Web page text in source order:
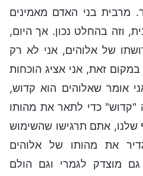
מרבית בני האדם מאמינים
וזה בהחלט נכון. אך היום,
של אלוהים, אני לא רק
זאת, אני אציג הוכחות
אומר שאלוהים הוא קדוש,
"קדוש" כדי לתאר את מהותו
שלנו, אתם תרגישו שהשימוש
את מהותו של אלוהים
גם מוצדק לגמרי וגם הולם